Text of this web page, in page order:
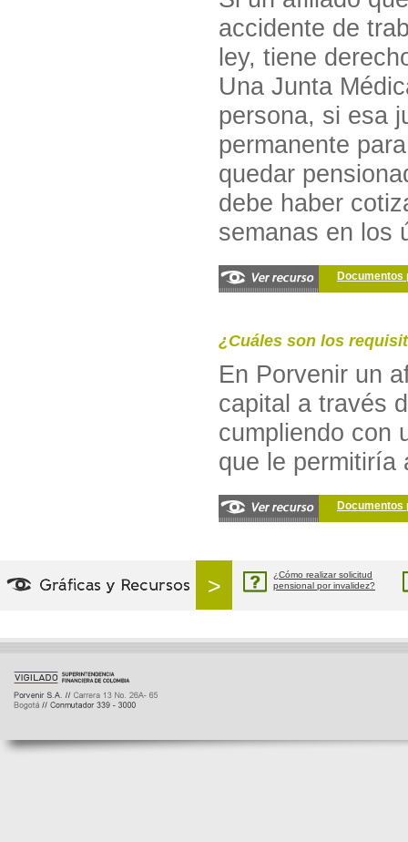
accidente de
ley, tiene
Una Junta
persona, si esa
permanente
quedar
debe haber
semanas en los
Documentos
¿Cuáles son los
En Porvenir un
capital a través
cumpliendo con
que le permitiría
Documentos
>
¿Cómo realizar solicitud
pensional por invalidez?